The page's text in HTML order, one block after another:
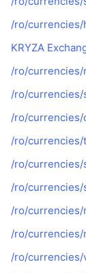
/ro/currencies/
KRYZA
/ro/
/ro/
/ro/
/ro/currencies/
/ro/
/ro/
/ro/
/ro/
/ro/